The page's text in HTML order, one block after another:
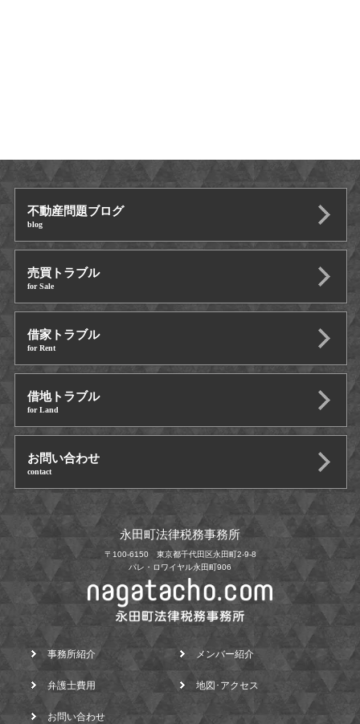
不動産問題ブログ
blog
売買トラブル
for Sale
借家トラブル
for Rent
借地トラブル
for Land
お問い合わせ
contact
永田町法律税務事務所
〒100-6150 東京都千代田区永田町2-9-8
パレ・ロワイヤル永田町906
事務所紹介 メンバー紹介
弁護士費用 地図･アクセス
お問い合わせ